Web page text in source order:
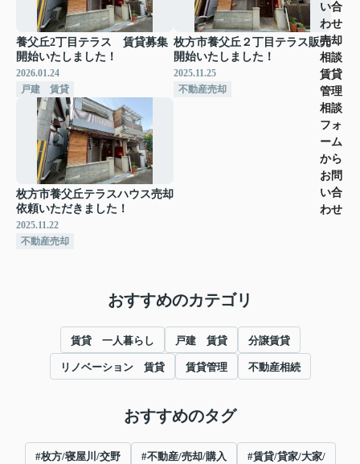
い合
わせ
売却
相談
賃貸
管理
相談
フォ
ーム
から
お問
い合
わせ
養父丘2丁目テラス 賃貸募集
開始いたしました！
2026.01.24
戸建 賃貸
枚方市養父丘２丁目テラス販売
開始いたしました！
2025.11.25
不動産売却
枚方市養父丘テラスハウス売却
依頼いただきました！
2025.11.22
不動産売却
おすすめのカテゴリ
賃貸 一人暮らし 戸建 賃貸 分譲賃貸
リノベーション 賃貸 賃貸管理 不動産相続
おすすめのタグ
#枚方/寝屋川/交野 #不動産/売却/購入 #賃貸/貸家/大家/